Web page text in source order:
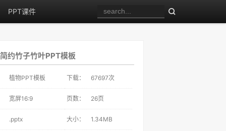
PPT课件
约竹子竹叶PPT模板
植物PPT模板 下载： 67697次
宽屏16:9 页数： 26页
.pptx 大小： 1.34MB